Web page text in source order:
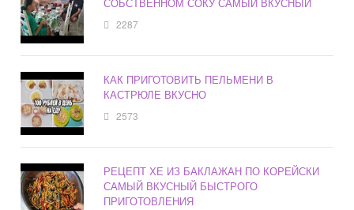
2287
КАК ПРИГОТОВИТЬ ПЕЛЬМЕНИ В
КАСТРЮЛЕ ВКУСНО
2573
РЕЦЕПТ ХЕ ИЗ БАКЛАЖАН ПО КОРЕЙСКИ
САМЫЙ ВКУСНЫЙ БЫСТРОГО
ПРИГОТОВЛЕНИЯ